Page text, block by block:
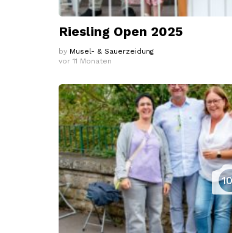
Riesling Open 2025
by Musel- & Sauerzeidung
vor 11 Monaten